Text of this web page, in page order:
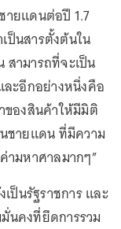
ายแดนต่อปี 1.7
ป็นสารตั้งต้นใน
ามารถที่จะเป็น
ละอีกอย่างหนึ่งคือ
ของสินค้าให้มีมิติ
ชายแดน ที่มีความ
ามหาศาลมากๆ”
นรัฐราชการ และ
นคงที่ยึดการรวม